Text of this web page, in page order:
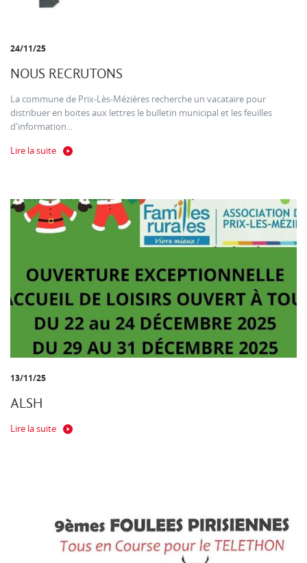
24/11/25
NOUS RECRUTONS
La commune de Prix-Lès-Mézières recherche un vacataire pour
distribuer en boites aux lettres le bulletin municipal et les feuilles
d'information...
Lire la suite
13/11/25
ALSH
Lire la suite